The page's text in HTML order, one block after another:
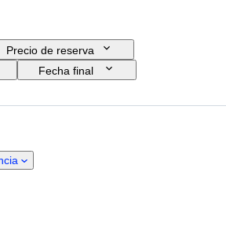
Precio de reserva
Fecha final
del reloj
Estado